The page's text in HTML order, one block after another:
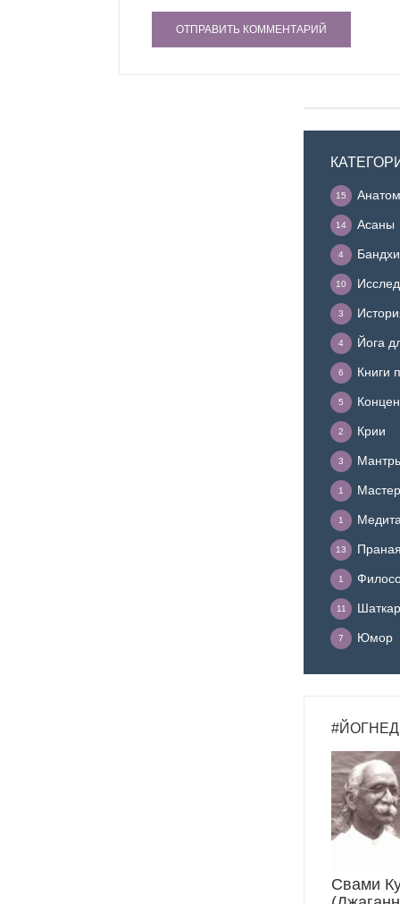
15
Асаны
14
Бандхи
4
10
3
Йога
4
Книги
6
5
Крии
2
3
1
1
13
1
11
Юмор
7
Свами